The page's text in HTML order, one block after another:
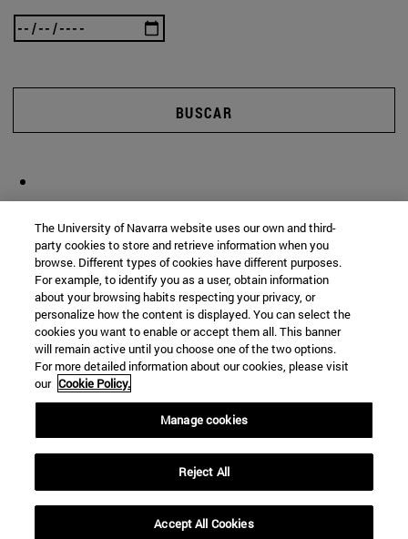
BUSCAR
The University of Navarra website uses our own and third-
party cookies to store and retrieve information when you
browse. Different types of cookies have different purposes.
For example, to identify you as a user, obtain information
about your browsing habits respecting your privacy, or
personalize how the content is displayed. You can select the
cookies you want to enable or accept them all. This banner
will remain active until you choose one of the two options.
For more detailed information about our cookies, please visit
our Cookie Policy.
Manage cookies
Reject All
Accept All Cookies